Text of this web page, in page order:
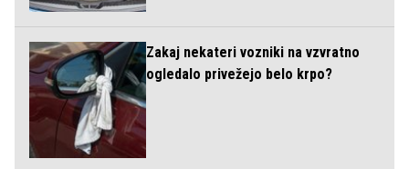
Zakaj nekateri vozniki na vzvratno
ogledalo privežejo belo krpo?